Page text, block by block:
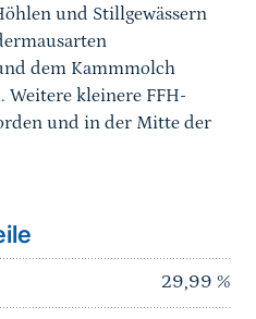
und Stillgewässern
dem Kammmolch
Weitere kleinere FFH-
und in der Mitte der
29,99 %